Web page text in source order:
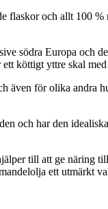
flaskor och allt 100
södra Europa och
köttigt yttre skal
för olika andra
och har den
till att ge näring
ett utmärkt